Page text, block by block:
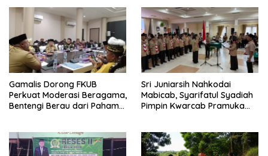
Gamalis Dorong FKUB
Perkuat Moderasi Beragama,
Bentengi Berau dari Paham
Sri Juniarsih Nahkodai
Mabicab, Syarifatul Syadiah
Pimpin Kwarcab Pramuka